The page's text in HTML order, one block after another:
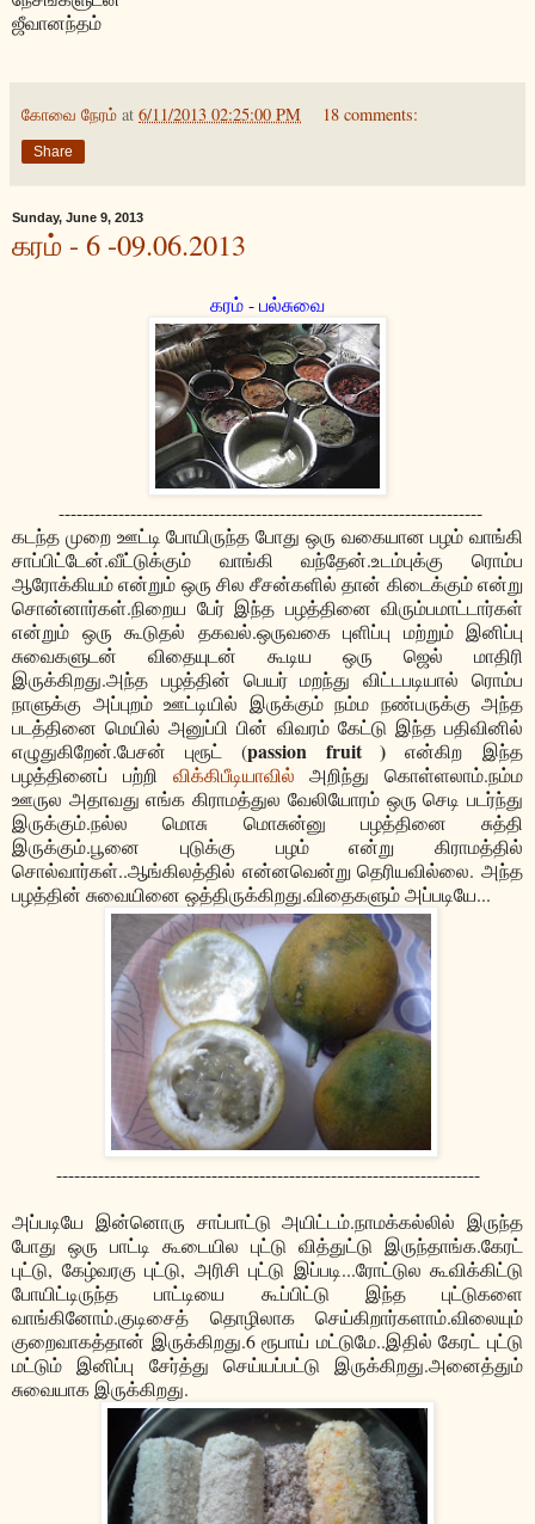
ஜீவானந்தம்
கோவை நேரம் at 6/11/2013 02:25:00 PM 18 comments:
Share
Sunday, June 9, 2013
கரம் - 6 -09.06.2013
கரம் - பல்சுவை
-----------------------------------------------------------------------
கடந்த முறை ஊட்டி போயிருந்த போது ஒரு வகையான பழம் வாங்கி
சாப்பிட்டேன்.வீட்டுக்கும் வாங்கி வந்தேன்.உடம்புக்கு ரொம்ப
ஆரோக்கியம் என்றும் ஒரு சில சீசன்களில் தான் கிடைக்கும் என்று
சொன்னார்கள்.நிறைய பேர் இந்த பழத்தினை விரும்பமாட்டார்கள்
என்றும் ஒரு கூடுதல் தகவல்.ஒருவகை புளிப்பு மற்றும் இனிப்பு
சுவைகளுடன் விதையுடன் கூடிய ஒரு ஜெல் மாதிரி
இருக்கிறது.அந்த பழத்தின் பெயர் மறந்து விட்டபடியால் ரொம்ப
நாளுக்கு அப்புறம் ஊட்டியில் இருக்கும் நம்ம நண்பருக்கு அந்த
படத்தினை மெயில் அனுப்பி பின் விவரம் கேட்டு இந்த பதிவினில்
எழுதுகிறேன்.பேசன் புரூட் (passion fruit )என்கிற
இந்த
பழத்தினைப் பற்றி விக்கிபீடியாவில் அறிந்து கொள்ளலாம்.நம்ம
ஊருல அதாவது எங்க கிராமத்துல வேலியோரம் ஒரு செடி படர்ந்து
இருக்கும்.நல்ல மொசு மொசுன்னு பழத்தினை சுத்தி
இருக்கும்.பூனை புடுக்கு பழம் என்று கிராமத்தில்
சொல்வார்கள்..ஆங்கிலத்தில் என்னவென்று தெரியவில்லை. அந்த
பழத்தின் சுவையினை ஒத்திருக்கிறது.விதைகளும் அப்படியே...
-----------------------------------------------------------------------
அப்படியே இன்னொரு சாப்பாட்டு அயிட்டம்.நாமக்கல்லில் இருந்த
போது ஒரு பாட்டி கூடையில புட்டு வித்துட்டு இருந்தாங்க.கேரட்
புட்டு, கேழ்வரகு புட்டு, அரிசி புட்டு இப்படி...ரோட்டுல கூவிக்கிட்டு
போயிட்டிருந்த பாட்டியை கூப்பிட்டு இந்த புட்டுகளை
வாங்கினோம்.குடிசைத் தொழிலாக செய்கிறார்களாம்.விலையும்
குறைவாகத்தான் இருக்கிறது.6 ரூபாய் மட்டுமே..இதில் கேரட் புட்டு
மட்டும் இனிப்பு சேர்த்து செய்யப்பட்டு இருக்கிறது.அனைத்தும்
சுவையாக இருக்கிறது.